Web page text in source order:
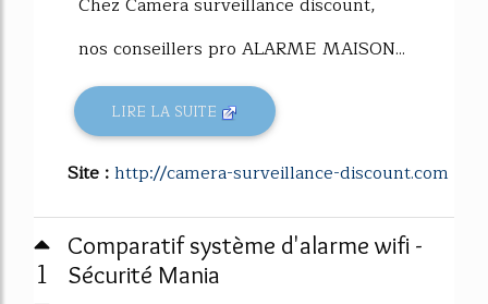
Chez Camera surveillance discount,
nos conseillers pro ALARME MAISON...
LIRE LA SUITE
Site :http://camera-surveillance-discount.com
1
Comparatif système d'alarme wifi -
Sécurité Mania